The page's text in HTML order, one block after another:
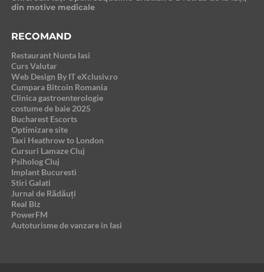
din motive medicale
RECOMAND
Restaurant Nunta Iasi
Curs Valutar
Web Design By IT eXclusiv.ro
Cumpara Bitcoin Romania
Clinica gastroenterologie
costume de baie 2025
Bucharest Escorts
Optimizare site
Taxi Heathrow to London
Cursuri Lamaze Cluj
Psiholog Cluj
Implant Bucuresti
Stiri Galati
Jurnal de Rădăuți
Real Biz
PowerFM
Autoturisme de vanzare in Iasi